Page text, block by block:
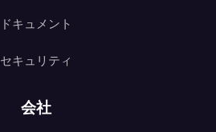
ドキュメント
セキュリティ
会社